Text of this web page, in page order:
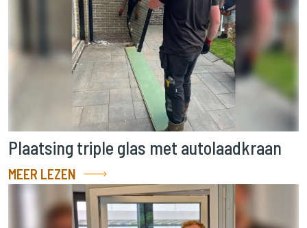
Plaatsing triple glas met autolaadkraan
MEER LEZEN